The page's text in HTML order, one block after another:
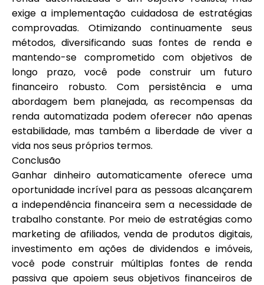
exige a implementação cuidadosa de estratégias
comprovadas. Otimizando continuamente seus
métodos, diversificando suas fontes de renda e
mantendo-se comprometido com objetivos de
longo prazo, você pode construir um futuro
financeiro robusto. Com persistência e uma
abordagem bem planejada, as recompensas da
renda automatizada podem oferecer não apenas
estabilidade, mas também a liberdade de viver a
vida nos seus próprios termos.
Conclusão
Ganhar dinheiro automaticamente oferece uma
oportunidade incrível para as pessoas alcançarem
a independência financeira sem a necessidade de
trabalho constante. Por meio de estratégias como
marketing de afiliados, venda de produtos digitais,
investimento em ações de dividendos e imóveis,
você pode construir múltiplas fontes de renda
passiva que apoiem seus objetivos financeiros de